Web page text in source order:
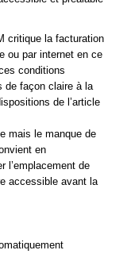
critique la facturation
ou par internet en ce
conditions
de façon claire à la
de l’article
mais le manque de
en
l’emplacement de
accessible avant la